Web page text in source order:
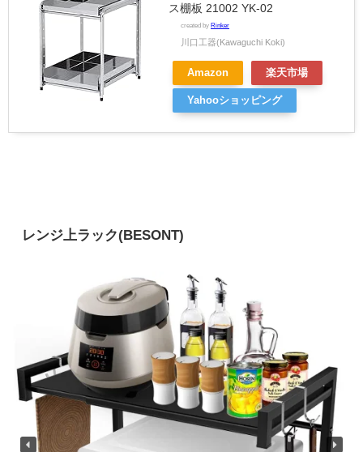
ス棚板 21002 YK-02
created by Rinker
川口工器(Kawaguchi Koki)
Amazon 楽天市場
Yahooショッピング
レンジ上ラック(BESONT)